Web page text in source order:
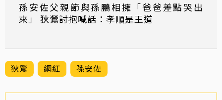
孫安佐父親節與孫鵬相擁「爸爸差點哭出
來」 狄鶯討抱喊話：孝順是王道
狄鶯 網紅 孫安佐